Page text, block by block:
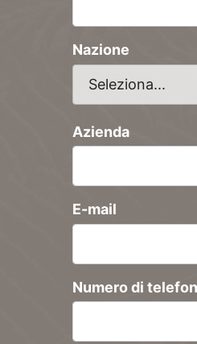
Nazione
Azienda
E-mail
Numero di